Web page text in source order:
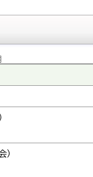
）